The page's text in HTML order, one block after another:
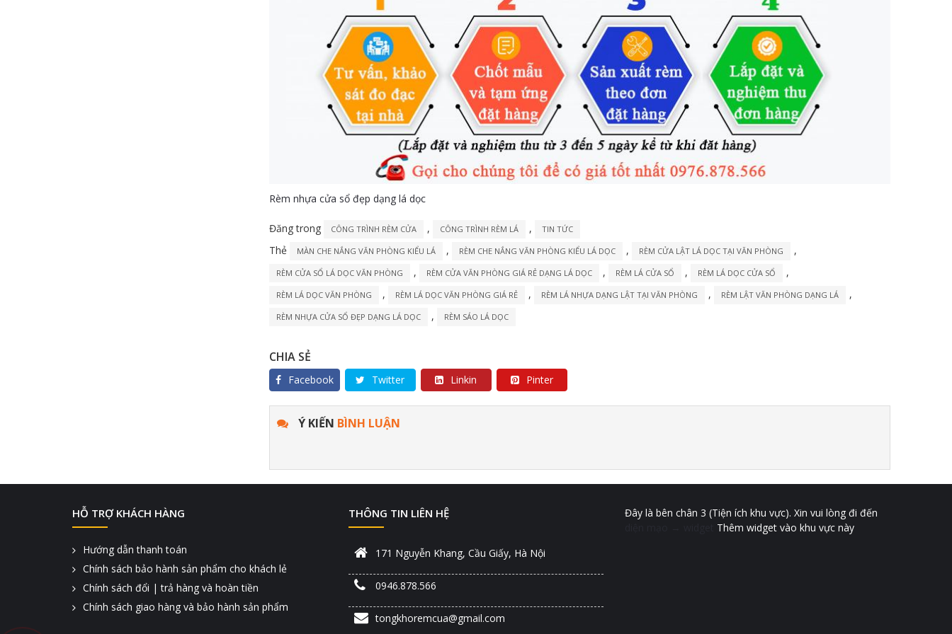
Rèm nhựa cửa sổ đẹp dạng lá dọc
Đăng trong CÔNG TRÌNH RÈM CỬA , CÔNG TRÌNH RÈM LÁ , TIN TỨC
Thẻ MÀN CHE NẮNG VĂN PHÒNG KIỂU LÁ , RÈM CHE NẮNG VĂN PHÒNG KIỂU LÁ DỌC , RÈM CỬA LẬT LÁ DỌC TẠI VĂN PHÒNG ,
RÈM CỬA SỔ LÁ DỌC VĂN PHÒNG , RÈM CỬA VĂN PHÒNG GIÁ RẺ DẠNG LÁ DỌC , RÈM LÁ CỬA SỔ , RÈM LÁ DỌC CỬA SỔ ,
RÈM LÁ DỌC VĂN PHÒNG , RÈM LÁ DỌC VĂN PHÒNG GIÁ RẺ , RÈM LÁ NHỰA DẠNG LẬT TẠI VĂN PHÒNG , RÈM LẬT VĂN PHÒNG DẠNG LÁ ,
RÈM NHỰA CỬA SỔ ĐẸP DẠNG LÁ DỌC , RÈM SÁO LÁ DỌC
CHIA SẺ
Facebook Twitter Linkin Pinter
Ý KIẾN BÌNH LUẬN
HỖ TRỢ KHÁCH HÀNG
Hướng dẫn thanh toán
Chính sách bảo hành sản phẩm cho khách lẻ
Chính sách đổi | trả hàng và hoàn tiền
Chính sách giao hàng và bảo hành sản phẩm
THÔNG TIN LIÊN HỆ
171 Nguyễn Khang, Cầu Giấy, Hà Nội
0946.878.566
tongkhoremcua@gmail.com
Đây là bên chân 3 (Tiện ích khu vực). Xin vui lòng đi đến
Thêm widget vào khu vực này